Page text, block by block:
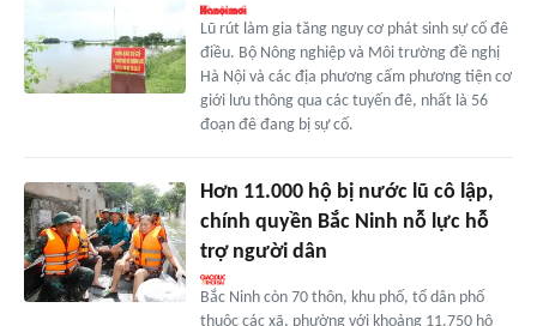
Lũ rút làm gia tăng nguy cơ phát sinh sự cố đê
điều. Bộ Nông nghiệp và Môi trường đề nghị
Hà Nội và các địa phương cấm phương tiện cơ
giới lưu thông qua các tuyến đê, nhất là 56
đoạn đê đang bị sự cố.
Hơn 11.000 hộ bị nước lũ cô lập,
chính quyền Bắc Ninh nỗ lực hỗ
trợ người dân
Bắc Ninh còn 70 thôn, khu phố, tổ dân phố
thuộc các xã, phường với khoảng 11.750 hộ